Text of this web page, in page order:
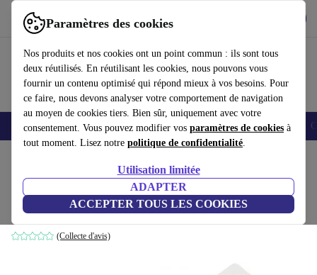
Paramètres des cookies
Nos produits et nos cookies ont un point commun : ils sont tous
deux réutilisés. En réutilisant les cookies, nous pouvons vous
fournir un contenu optimisé qui répond mieux à vos besoins. Pour
ce faire, nous devons analyser votre comportement de navigation
au moyen de cookies tiers. Bien sûr, uniquement avec votre
consentement. Vous pouvez modifier vos paramètres de cookies à
tout moment. Lisez notre politique de confidentialité.
Utilisation limitée
ADAPTER
ACCEPTER TOUS LES COOKIES
Utilisez refurbed rapidement et facilement
Smartphones Laptops Tablettes Montres connectées Accessoires
Huawei E3533
Blanc
(Collecte d'avis)